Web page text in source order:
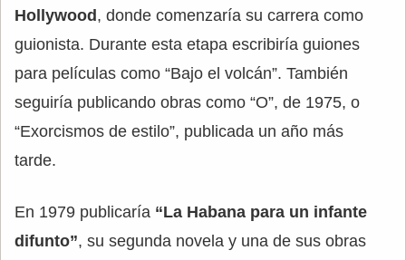
Hollywood , donde comenzaría su carrera como
guionista. Durante esta etapa escribiría guiones
para películas como “Bajo el volcán”. También
seguiría publicando obras como “O”, de 1975, o
“Exorcismos de estilo”, publicada un año más
tarde.
En 1979 publicaría “La Habana para un infante
difunto”, su segunda novela y una de sus obras